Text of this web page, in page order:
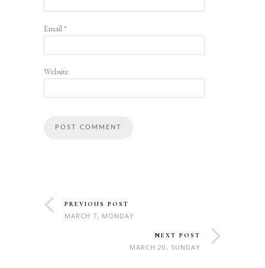
Email*
Website
PREVIOUS POST
MARCH 7, MONDAY
NEXT POST
MARCH 20, SUNDAY